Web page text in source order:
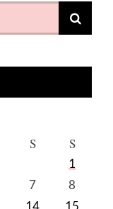
S S
1
7
8
14 15